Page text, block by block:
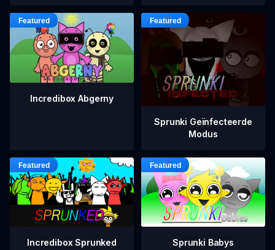
Incredibox Abgerny
Sprunki Geïnfecteerde
Modus
Incredibox Sprunked Sprunki Babys